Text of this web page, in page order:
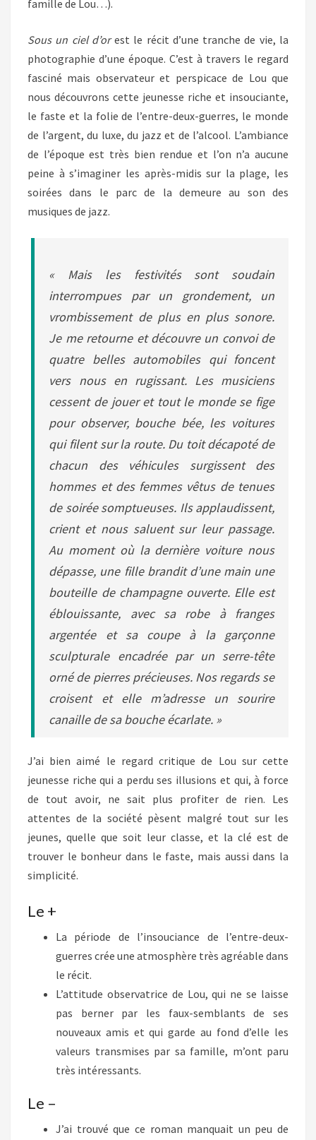
famille de Lou…).
Sous un ciel d’orest le récit d’une tranche de vie, la
photographie d’une époque. C’est à travers le regard
fasciné mais observateur et perspicace de Lou que
nous découvrons cette jeunesse riche et insouciante,
le faste et la folie de l’entre-deux-guerres, le monde
de l’argent, du luxe, du jazz et de l’alcool. L’ambiance
de l’époque est très bien rendue et l’on n’a aucune
peine à s’imaginer les après-midis sur la plage, les
soirées dans le parc de la demeure au son des
musiques de jazz.
« Mais les festivités sont soudain
interrompues par un grondement, un
vrombissement de plus en plus sonore.
Je me retourne et découvre un convoi de
quatre belles automobiles qui foncent
vers nous en rugissant. Les musiciens
cessent de jouer et tout le monde se fige
pour observer, bouche bée, les voitures
qui filent sur la route. Du toit décapoté de
chacun des véhicules surgissent des
hommes et des femmes vêtus de tenues
de soirée somptueuses. Ils applaudissent,
crient et nous saluent sur leur passage.
Au moment où la dernière voiture nous
dépasse, une fille brandit d’une main une
bouteille de champagne ouverte. Elle est
éblouissante, avec sa robe à franges
argentée et sa coupe à la garçonne
sculpturale encadrée par un serre-tête
orné de pierres précieuses. Nos regards se
croisent et elle m’adresse un sourire
canaille de sa bouche écarlate. »
J’ai bien aimé le regard critique de Lou sur cette
jeunesse riche qui a perdu ses illusions et qui, à force
de tout avoir, ne sait plus profiter de rien. Les
attentes de la société pèsent malgré tout sur les
jeunes, quelle que soit leur classe, et la clé est de
trouver le bonheur dans le faste, mais aussi dans la
simplicité.
Le +
La période de l’insouciance de l’entre-deux-
guerres crée une atmosphère très agréable dans
le récit.
L’attitude observatrice de Lou, qui ne se laisse
pas berner par les faux-semblants de ses
nouveaux amis et qui garde au fond d’elle les
valeurs transmises par sa famille, m’ont paru
très intéressants.
Le –
J’ai trouvé que ce roman manquait un peu de